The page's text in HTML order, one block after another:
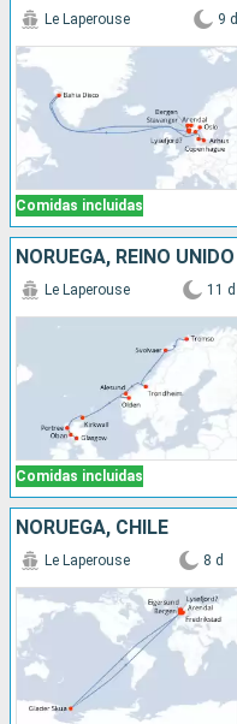
Comidas incluidas
Le Laperouse 9 d
NORUEGA, REINO UNIDO
Comidas incluidas
Le Laperouse 11 d
NORUEGA, CHILE
Le Laperouse 8 d